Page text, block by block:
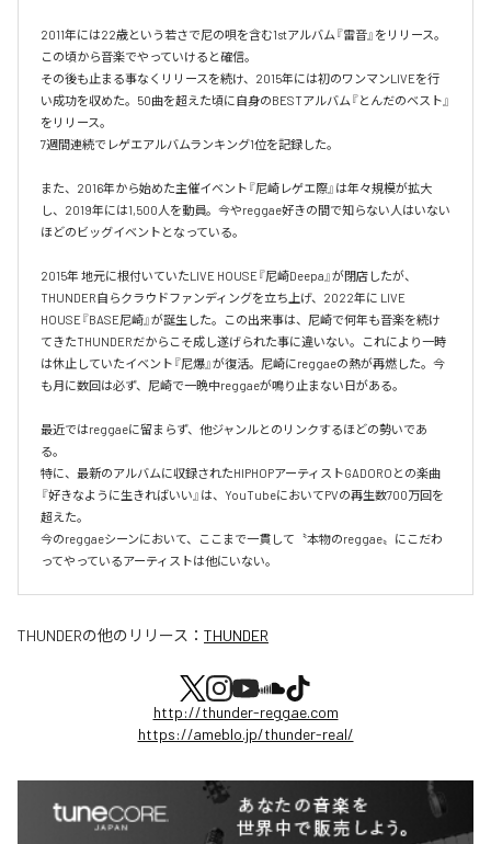
2011年には22歳という若さで尼の唄を含む1stアルバム『雷音』をリリース。
この頃から音楽でやっていけると確信。
その後も止まる事なくリリースを続け、2015年には初のワンマンLIVEを行
い成功を収めた。50曲を超えた頃に自身のBESTアルバム『とんだのベスト』
をリリース。
7週間連続でレゲエアルバムランキング1位を記録した。
また、2016年から始めた主催イベント『尼崎レゲエ際』は年々規模が拡大
し、2019年には1,500人を動員。今やreggae好きの間で知らない人はいない
ほどのビッグイベントとなっている。
2015年 地元に根付いていたLIVE HOUSE『尼崎Deepa』が閉店したが、
THUNDER自らクラウドファンディングを立ち上げ、2022年に LIVE
HOUSE『BASE尼崎』が誕生した。この出来事は、尼崎で何年も音楽を続け
てきたTHUNDERだからこそ成し遂げられた事に違いない。これにより一時
は休止していたイベント『尼爆』が復活。尼崎にreggaeの熱が再燃した。今
も月に数回は必ず、尼崎で一晩中reggaeが鳴り止まない日がある。
最近ではreggaeに留まらず、他ジャンルとのリンクするほどの勢いであ
る。
特に、最新のアルバムに収録されたHIPHOPアーティストGADOROとの楽曲
『好きなように生きればいい』は、YouTubeにおいてPVの再生数700万回を
超えた。
今のreggaeシーンにおいて、ここまで一貫して〝本物のreggae〟にこだわ
ってやっているアーティストは他にいない。
THUNDERの他のリリース： THUNDER
http://thunder-reggae.com
https://ameblo.jp/thunder-real/